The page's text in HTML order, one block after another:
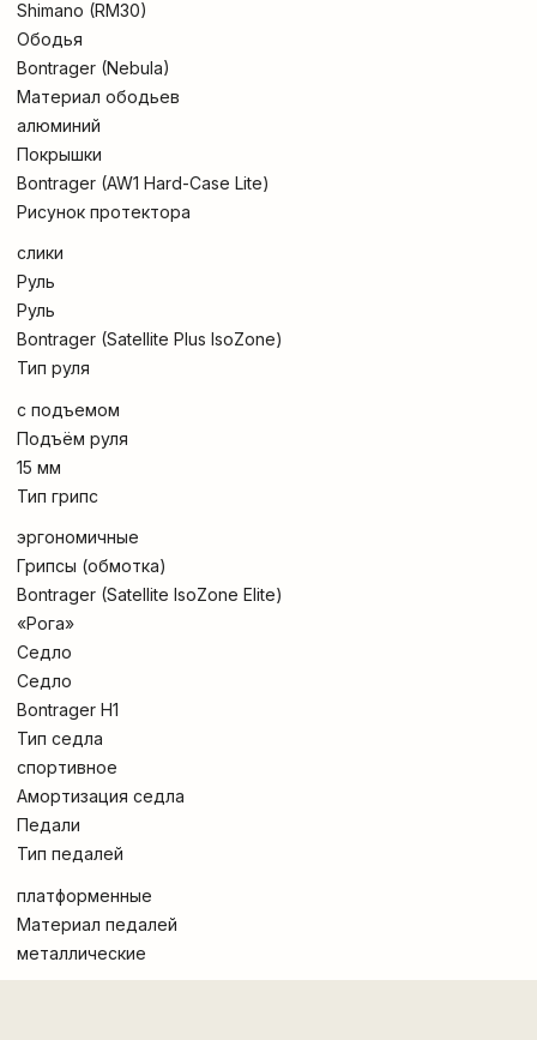
Shimano (RM30)
Ободья
Bontrager (Nebula)
Материал ободьев
алюминий
Покрышки
Bontrager (AW1 Hard-Case Lite)
Рисунок протектора
слики
Руль
Руль
Bontrager (Satellite Plus IsoZone)
Тип руля
с подъемом
Подъём руля
15 мм
Тип грипс
эргономичные
Грипсы (обмотка)
Bontrager (Satellite IsoZone Elite)
«Рога»
Седло
Седло
Bontrager H1
Тип седла
спортивное
Амортизация седла
Педали
Тип педалей
платформенные
Материал педалей
металлические